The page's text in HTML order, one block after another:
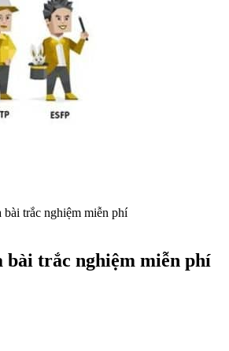
trắc nghiệm miễn phí
bài trắc nghiệm miễn phí